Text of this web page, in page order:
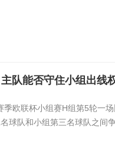
队能否守住小组出线
欧联杯小组赛H组第5轮一
球队和小组第三名球队之间